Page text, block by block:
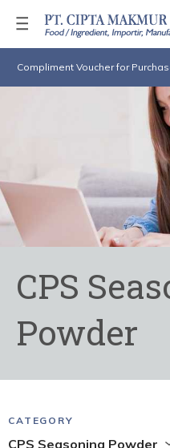
Compliment Voucher for
CPS
Powder
CATEGORY
CPS Seasoning Powder